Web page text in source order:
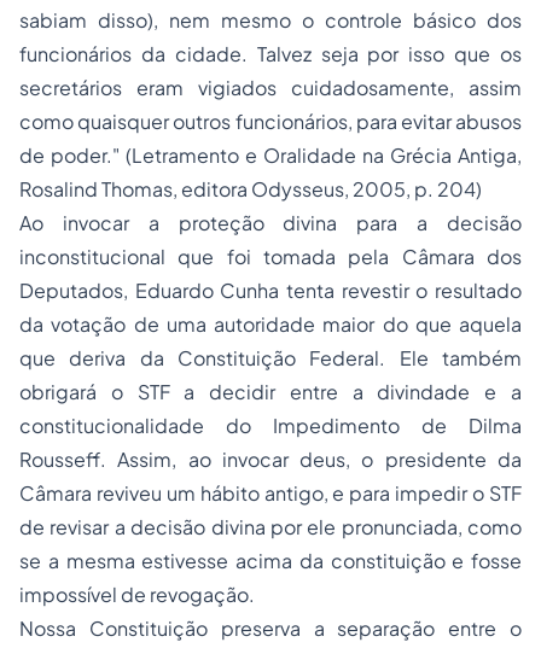
sabiam disso), nem mesmo o controle básico dos
funcionários da cidade. Talvez seja por isso que os
secretários eram vigiados cuidadosamente, assim
como quaisquer outros funcionários, para evitar abusos
de poder." (Letramento e Oralidade na Grécia Antiga,
Rosalind Thomas, editora Odysseus, 2005, p. 204)
Ao invocar a proteção divina para a decisão
inconstitucional que foi tomada pela Câmara dos
Deputados, Eduardo Cunha tenta revestir o resultado
da votação de uma autoridade maior do que aquela
que deriva da Constituição Federal. Ele também
obrigará o STF a decidir entre a divindade e a
constitucionalidade do Impedimento de Dilma
Rousseff. Assim, ao invocar deus, o presidente da
Câmara reviveu um hábito antigo, e para impedir o STF
de revisar a decisão divina por ele pronunciada, como
se a mesma estivesse acima da constituição e fosse
impossível de revogação.
Nossa Constituição preserva a separação entre o